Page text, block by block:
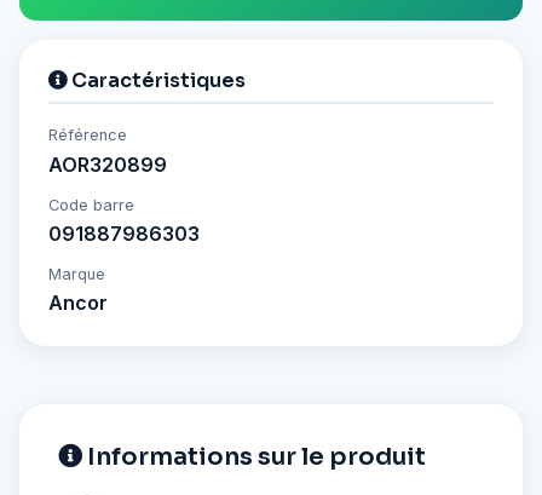
Caractéristiques
Référence
AOR320899
Code barre
091887986303
Marque
Ancor
Informations sur le produit